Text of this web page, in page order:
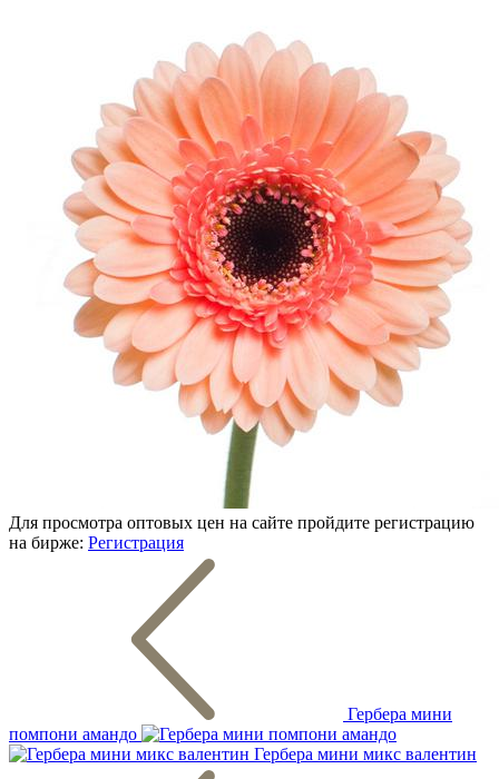
Для просмотра оптовых цен на сайте пройдите регистрацию
на бирже: Регистрация
Гербера мини
помпони амандо
Гербера мини микс валентин